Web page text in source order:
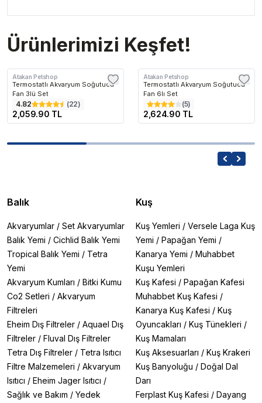
Ürünlerimizi Keşfet!
Atakan Petshop
Termostatlı Akvaryum Soğutucu
Fan 3lü Set
4.82 (22)
2,059.90 TL
Atakan Petshop
Termostatlı Akvaryum Soğutucu
Fan 6lı Set
(5)
2,624.90 TL
Balık
Akvaryumlar / Set Akvaryumlar
Balık Yemi / Cichlid Balık Yemi
Tropical Balık Yemi / Tetra
Yemi
Akvaryum Kumları / Bitki Kumu
Co2 Setleri / Akvaryum
Filtreleri
Eheim Dış Filtreler / Aquael Dış
Filtreler / Fluval Dış Filtreler
Tetra Dış Filtreler / Tetra Isıtıcı
Filtre Malzemeleri / Akvaryum
Isıtıcı / Eheim Jager Isıtıcı /
Sağlık ve Bakım / Yedek
Kuş
Kuş Yemleri / Versele Laga Kuş
Yemi / Papağan Yemi /
Kanarya Yemi / Muhabbet
Kuşu Yemleri
Kuş Kafesi / Papağan Kafesi
Muhabbet Kuş Kafesi /
Kanarya Kuş Kafesi / Kuş
Oyuncakları / Kuş Tünekleri /
Kuş Mamaları
Kuş Aksesuarları / Kuş Krakeri
Kuş Banyoluğu / Doğal Dal
Darı
Ferplast Kuş Kafesi / Dayang